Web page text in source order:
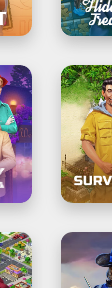
Survivors:
المهمة
Hidden
Mystery
Game